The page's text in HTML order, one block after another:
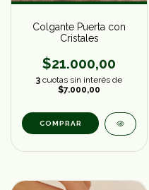
Colgante Puerta con
Cristales
$21.000,00
3 cuotas sin interés de
$7.000,00
COMPRAR